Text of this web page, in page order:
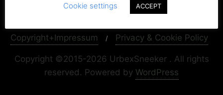
Copyright+Impressum Privacy & Cookie Policy
Copyright ©2015-2026 UrbexSneeker . All rights
reserved. Powered by WordPress
Cookie settings
ACCEPT